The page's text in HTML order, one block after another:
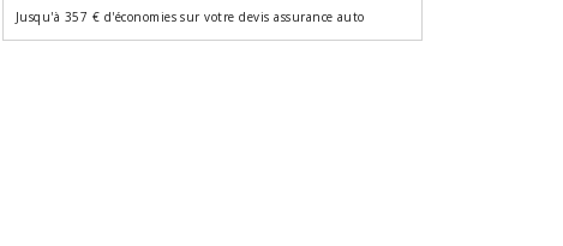
Jusqu'à 357 € d'économies sur votre devis assurance auto